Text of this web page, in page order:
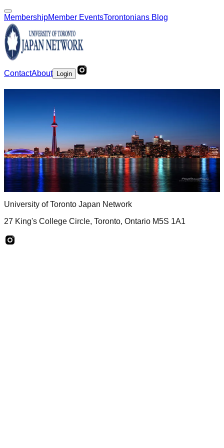
MembershipMember EventsTorontonians Blog
ContactAbout Login
UTJNでは2025-2026年度もネットワーキング、就職、同窓
会など、様々なニーズに応えたイベントを企画しています。
無料の会員登録をすることで、様々なイベントに参加できる
ようになります。
会員登録はこちらから
LOG IN
University of Toronto Japan Network
27 King's College Circle, Toronto, Ontario M5S 1A1